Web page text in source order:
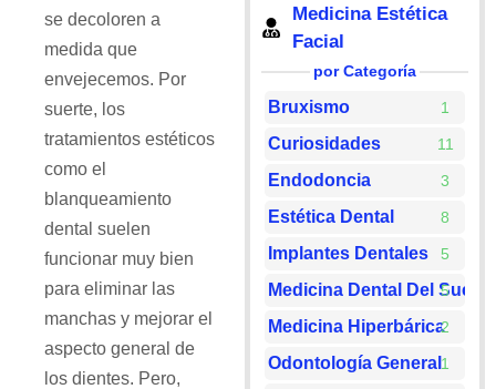
se decoloren a
medida que
envejecemos. Por
suerte, los
tratamientos estéticos
como el
blanqueamiento
dental suelen
funcionar muy bien
para eliminar las
manchas y mejorar el
aspecto general de
los dientes. Pero,
Medicina Estética
Facial
por Categoría
Bruxismo 1
Curiosidades 11
Endodoncia 3
Estética Dental 8
Implantes Dentales 5
Medicina Dental Del Sueño
5
Medicina Hiperbárica2
Odontología General1